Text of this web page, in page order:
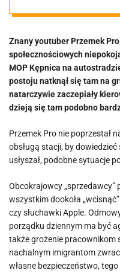
Policja
ręce
Znany youtuber Przemek
społecznościowych
MOP Kępnica na
postoju natknął się tam na
natarczywie zaczepiały
dzieją się tam podobno
Przemek Pro nie poprzestał
obsługą stacji, by
usłyszał, podobne sytuacje
Obcokrajowcy „sprzedawcy”
wszystkim dookoła
czy słuchawki Apple.
porządku dziennym ma być
także grożenie
nachalnym imigrantom
własne bezpieczeństwo,